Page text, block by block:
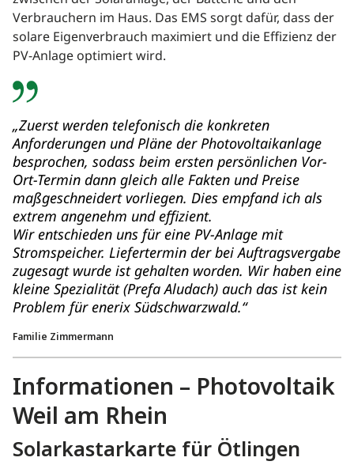
Verbrauchern im Haus. Das EMS sorgt dafür, dass der
solare Eigenverbrauch maximiert und die Effizienz der
PV-Anlage optimiert wird.
„Zuerst werden telefonisch die konkreten
Anforderungen und Pläne der Photovoltaikanlage
besprochen, sodass beim ersten persönlichen Vor-
Ort-Termin dann gleich alle Fakten und Preise
maßgeschneidert vorliegen. Dies empfand ich als
extrem angenehm und effizient.
Wir entschieden uns für eine PV-Anlage mit
Stromspeicher. Liefertermin der bei Auftragsvergabe
zugesagt wurde ist gehalten worden. Wir haben eine
kleine Spezialität (Prefa Aludach) auch das ist kein
Problem für enerix Südschwarzwald.“
Familie Zimmermann
Informationen – Photovoltaik
Weil am Rhein
Solarkastarkarte für Ötlingen